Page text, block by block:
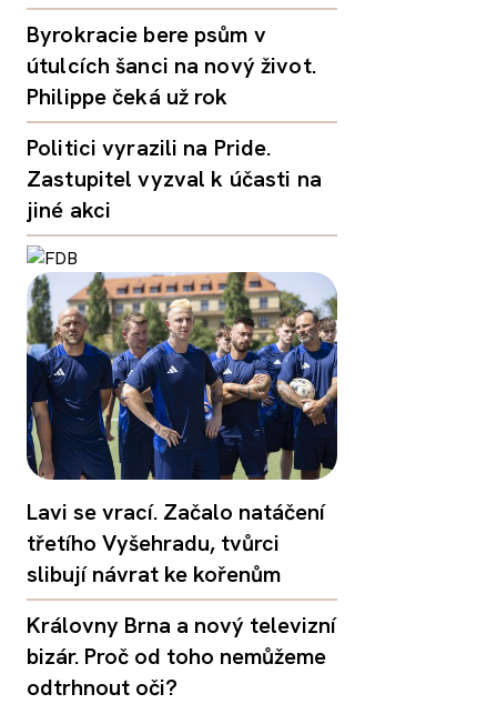
Byrokracie bere psům v
útulcích šanci na nový život.
Philippe čeká už rok
Politici vyrazili na Pride.
Zastupitel vyzval k účasti na
jiné akci
Lavi se vrací. Začalo natáčení
třetího Vyšehradu, tvůrci
slibují návrat ke kořenům
Královny Brna a nový televizní
bizár. Proč od toho nemůžeme
odtrhnout oči?